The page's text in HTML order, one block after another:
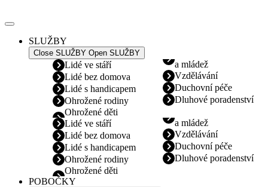
k
SLUŽBY
Close SLUŽBY Open SLUŽBY
Lidé ve stáří
Lidé bez domova
Lidé s handicapem
Ohrožené rodiny
Ohrožené děti
a mládež
Vzdělávání
Duchovní péče
Dluhové poradenství
Lidé ve stáří
Lidé bez domova
Lidé s handicapem
Ohrožené rodiny
Ohrožené děti
a mládež
Vzdělávání
Duchovní péče
Dluhové poradenství
POBOČKY